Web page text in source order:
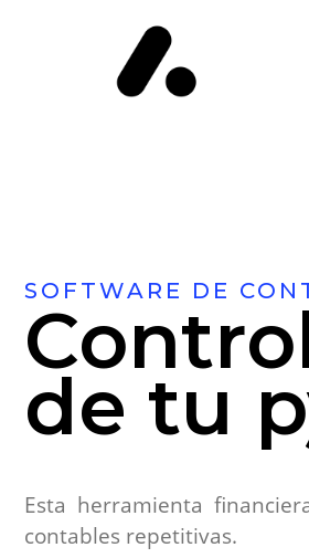
SOFTWARE DE
de tu
Esta herramienta
contables repetitivas.